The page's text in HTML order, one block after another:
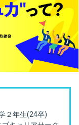
２年生(24卒)